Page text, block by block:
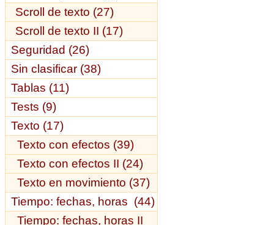
Scroll de texto (27)
Scroll de texto II (17)
Seguridad (26)
Sin clasificar (38)
Tablas (11)
Tests (9)
Texto (17)
Texto con efectos (39)
Texto con efectos II (24)
Texto en movimiento (37)
Tiempo: fechas, horas (44)
Tiempo: fechas, horas II